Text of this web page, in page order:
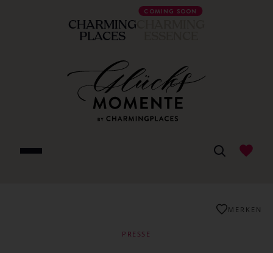
CHARMING
PLACES
COMING SOON
PRESSE
MERKEN